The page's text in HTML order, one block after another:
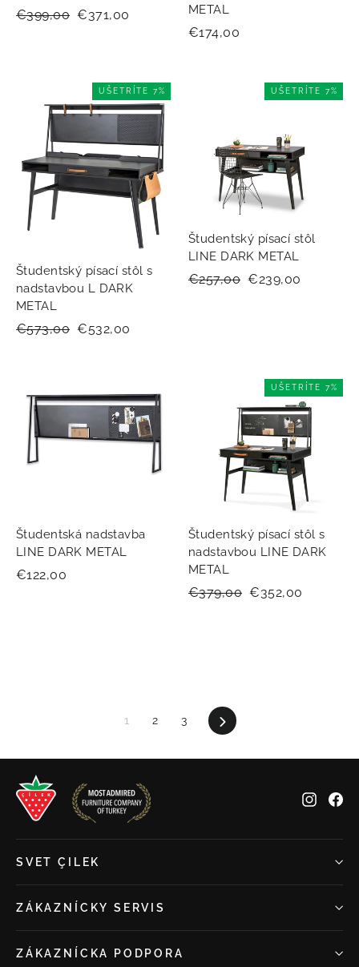
Normálna
€399,00 Zľavnená
€371,00
METAL
€174,00
UŠETRÍTE 7%
Študentský písací stôl s
nadstavbou L DARK
METAL
Normálna
€573,00 Zľavnená
€532,00
UŠETRÍTE 7%
Študentský písací stôl
LINE DARK METAL
Normálna
€257,00 Zľavnená
€239,00
Študentská nadstavba
LINE DARK METAL
€122,00
UŠETRÍTE 7%
Študentský písací stôl s
nadstavbou LINE DARK
METAL
Normálna
€379,00 Zľavnená
€352,00
1 2 3 Ďalšie
SVET ÇILEK
ZÁKAZNÍCKY SERVIS
ZÁKAZNÍCKA PODPORA